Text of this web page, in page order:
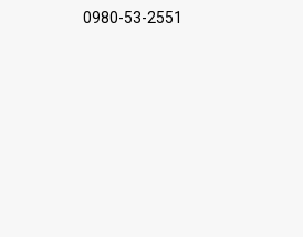
0980-53-2551